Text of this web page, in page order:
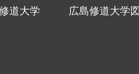
道大学 広島修道大学